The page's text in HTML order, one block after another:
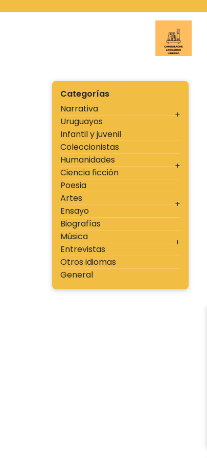
Categorías
Narrativa
Uruguayos
Infantil y juvenil
Coleccionistas
Humanidades
Ciencia ficción
Poesia
Artes
Ensayo
Biografías
Música
Entrevistas
Otros idiomas
General